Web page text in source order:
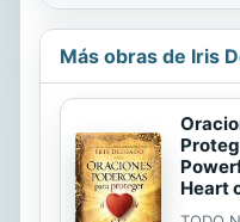
Más obras de Iris
Heart